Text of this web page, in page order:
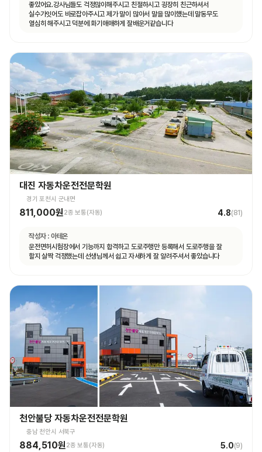
좋았어요.강사님들도 걱정많이해주시고 친절하시고 굉장히 친근하셔서
실수가잇어도 바로잡아주시고 제가 말이 많아서 말을 많이헀는데 말동무도
열심히 해주시고 덕분에 화기애애하게 잘배운거같습니다
대진 자동차운전전문학원
경기 포천시 군내면
811,000원2종 보통(자동) 4.8(81)
작성자 : 아테온
운전면허시험장에서 기능까지 합격하고 도로주행만 등록해서 도로주행을 잘
할지 살짝 걱정했는데 선생님께서 쉽고 자세하게 잘 알려주셔서 좋았습니다
천안불당 자동차운전전문학원
충남 천안시 서북구
884,510원2종 보통(자동) 5.0(9)